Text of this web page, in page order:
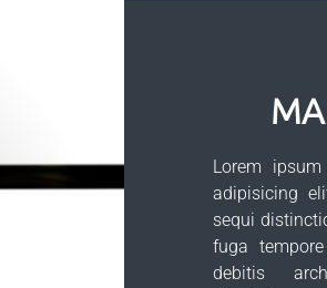
Lorem
adipisicing
sequi
fuga
debitis